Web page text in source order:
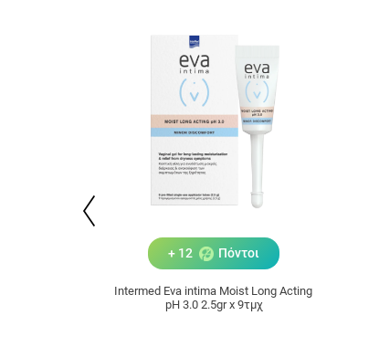
+ 12 Πόντοι
Intermed Eva intima Moist Long Acting
pH 3.0 2.5gr x 9τμχ